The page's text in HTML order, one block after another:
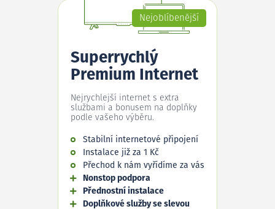
Nejoblíbenější
Superrychlý
Premium Internet
Nejrychlejší internet s extra
službami a bonusem na doplňky
podle vašeho výběru.
Stabilní internetové připojení
Instalace již za 1 Kč
Přechod k nám vyřídíme za vás
Nonstop podpora
Přednostní instalace
Doplňkové služby se slevou